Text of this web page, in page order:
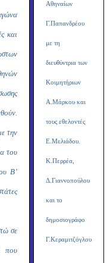
και
την
του
Β’
σε
που
Αθηναίων
Γ.Παπανδρέου
με τη
διευθύντρια των
Κοιμητήριων
Α.Μάρκου και
τους εθελοντές
Ε.Μελιάδου.
Κ.Περρέα,
Δ.Γιαννοπούλου
και το
δημοσιογράφο
Γ.Κεραμιτζόγλου